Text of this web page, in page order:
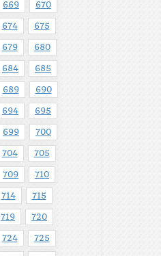
669 670
674 675
679 680
684 685
689 690
694 695
699 700
704 705
709 710
714 715
719 720
724 725